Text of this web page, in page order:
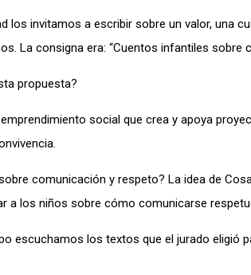
los invitamos a escribir sobre un valor, una
La consigna era: “Cuentos infantiles sobre
propuesta?
emprendimiento social que crea y apoya
comunicación y respeto? La idea de
a los niños sobre cómo comunicarse
escuchamos los textos que el jurado eligió